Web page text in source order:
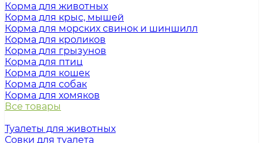
Корма для животных
Корма для крыс, мышей
Корма для морских свинок и шиншилл
Корма для кроликов
Корма для грызунов
Корма для птиц
Корма для кошек
Корма для собак
Корма для хомяков
Все товары
Туалеты для животных
Совки для туалета